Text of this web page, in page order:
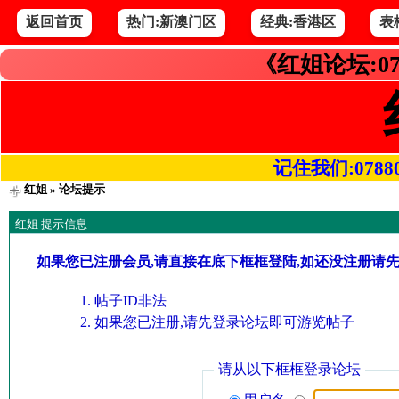
返回首页 热门:新澳门区 经典:香港区 表
《红姐论坛
记住我们
红姐» 论坛提示
红姐 提示信息
如果您已注册会员,请直接在底下框框登陆,如还没注册请
帖子ID非法
如果您已注册,请先登录论坛即可游览帖子
请从以下框框登录论坛